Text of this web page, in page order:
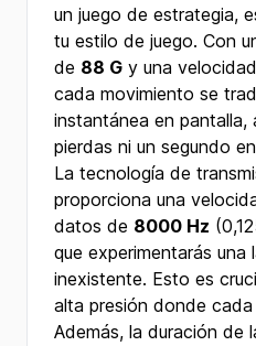
un juego de estrategia,
tu estilo de juego. Con
de 88 G y una
cada movimiento se
instantánea en pantalla,
pierdas ni un segundo
La tecnología de
proporciona una
datos de 8000 Hz
que experimentarás
inexistente. Esto es
alta presión donde
Además, la duración de